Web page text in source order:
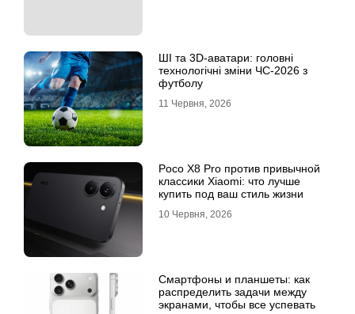
ШІ та 3D-аватари: головні
технологічні зміни ЧС-2026 з
футболу
11 Червня, 2026
Poco X8 Pro против привычной
классики Xiaomi: что лучше
купить под ваш стиль жизни
10 Червня, 2026
Смартфоны и планшеты: как
распределить задачи между
экранами, чтобы все успевать